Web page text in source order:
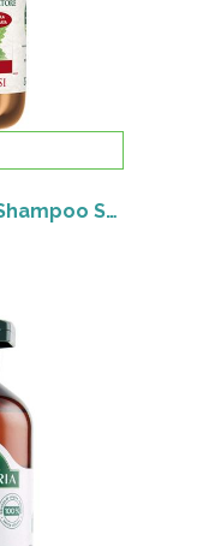
Antica Erboristeria Shampoo Seboregolatore, Ortica 250 ml